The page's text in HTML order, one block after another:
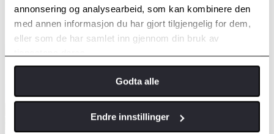
annonsering og analysearbeid, som kan kombinere den
med annen informasjon du har gjort tilgjengelig for dem,
eller som de har samlet inn gjennom din bruk av
Godta alle
Endre innstillinger